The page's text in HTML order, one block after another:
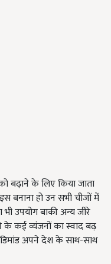
बढ़ाने के लिए किया जाता
बनाना हो उन सभी चीजों में
उपयोग बाकी अन्य जीरे
के कई व्यंजनों का स्वाद बढ़
अपने देश के साथ-साथ